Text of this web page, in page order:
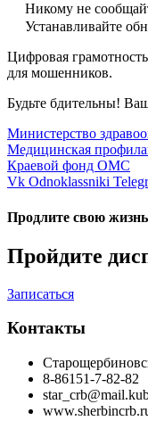
Никому не
Устанавливайте
Цифровая
для мошенников.
Будьте бдительны!
Министерство
Медицинская
Краевой фонд ОМС
Vk Odnoklassniki
Продлите свою жизнь
Пройдите
Записаться
Контакты
8-86151-7-82-82